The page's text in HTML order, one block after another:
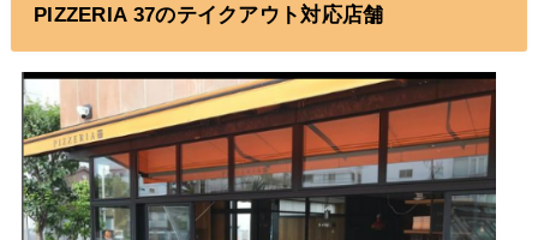
PIZZERIA 37のテイクアウト対応店舗